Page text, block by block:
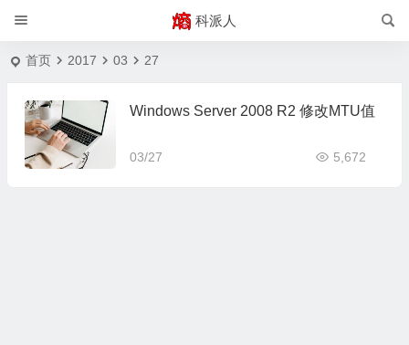
科派人
首页 2017 03 27
Windows Server 2008 R2 修改MTU值
03/27 5,672